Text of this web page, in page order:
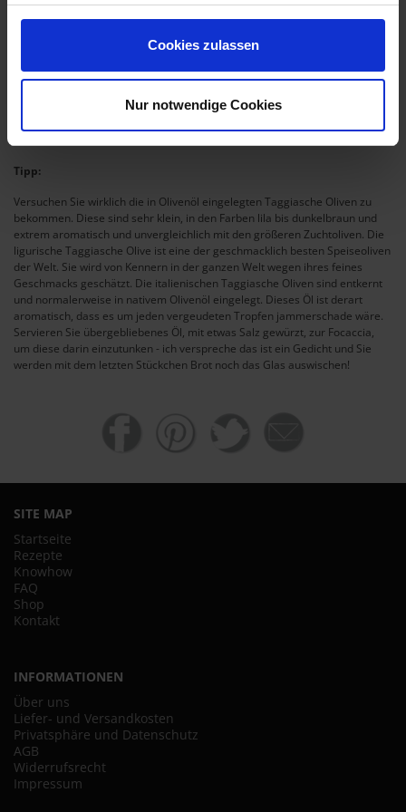
Cookies zulassen
Nur notwendige Cookies
achten, dass genug Mehl unter dem Teig ist , damit dieser nicht
Vor dem letzten mal Bearbeiten mit den Fingerspitzen mit den
auch Olivenöl, in das die Taggiasche Oliven eingelegt sind, mit den
von der Focaccia runter rinnen!
Tipp:
Versuchen Sie wirklich die in Olivenöl eingelegten Taggiasche Oliven zu
bekommen. Diese sind sehr klein, in den Farben lila bis dunkelbraun und
extrem aromatisch und unvergleichlich mit den größeren Zuchtoliven. Die
ligurische Taggiasche Olive ist eine der geschmacklich besten Speiseoliven
der Welt. Sie wird von Kennern in der ganzen Welt wegen ihres feines
Geschmacks geschätzt. Die italienischen Taggiasche Oliven sind entkernt
und normalerweise in nativem Olivenöl eingelegt. Dieses Öl ist derart
aromatisch, dass es um jeden vergeudeten Tropfen jammerschade wäre.
Servieren Sie übergebliebenes Öl, mit etwas Salz gewürzt, zur Focaccia,
um diese darin einzutunken - ich verspreche das ist ein Gedicht und Sie
werden mit dem letzten Stückchen Brot noch das Glas auswischen!
SITE MAP
Startseite
Rezepte
Knowhow
FAQ
Shop
Kontakt
INFORMATIONEN
Über uns
Liefer- und Versandkosten
Privatsphäre und Datenschutz
AGB
Widerrufsrecht
Impressum